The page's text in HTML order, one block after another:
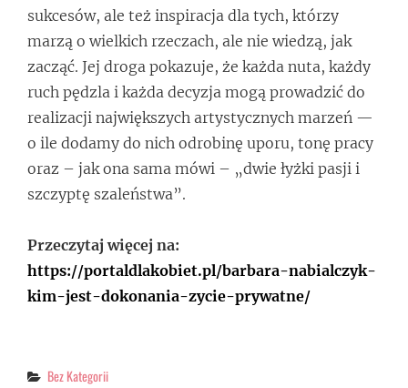
sukcesów, ale też inspiracja dla tych, którzy
marzą o wielkich rzeczach, ale nie wiedzą, jak
zacząć. Jej droga pokazuje, że każda nuta, każdy
ruch pędzla i każda decyzja mogą prowadzić do
realizacji największych artystycznych marzeń —
o ile dodamy do nich odrobinę uporu, tonę pracy
oraz – jak ona sama mówi – „dwie łyżki pasji i
szczyptę szaleństwa”.
Przeczytaj więcej na:
https://portaldlakobiet.pl/barbara-nabialczyk-
kim-jest-dokonania-zycie-prywatne/
Categories
Bez Kategorii